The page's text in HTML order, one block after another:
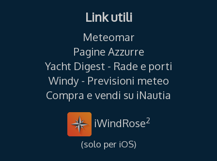
Link utili
Meteomar
Pagine Azzurre
Yacht Digest - Rade e porti
Windy - Previsioni meteo
Compra e vendi su iNautia
iWindRose2
(solo per iOS)